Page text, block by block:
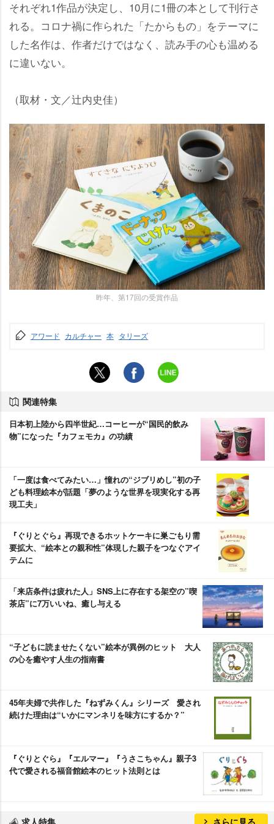
それぞれ1作品が決定し、10月に1冊の本として刊行さ
れる。コロナ禍に作られた「たからもの」をテーマに
した名作は、作者だけではなく、読み手の心も温める
に違いない。
（取材・文／辻内史佳）
昨年、第17回の受賞作品
アワード カルチャー 本 タリーズ
関連特集
日本初上陸から四半世紀…コーヒーが“国民的飲み
物”になった『カフェモカ』の功績
「一度は食べてみたい…」憧れの“ジブリめし”初の子
ども料理絵本が話題「夢のような世界を現実化する再
現工夫」
『ぐりとぐら』再現できるホットケーキに巣ごもり需
要拡大、“絵本との親和性”体現した親子をつなぐアイ
テムに
「来店条件は疲れた人」SNS上に存在する架空の”喫
茶店”に7万いいね、癒し与える
“子どもに読ませたくない”絵本が異例のヒット 大人
の心を癒やす人生の指南書
45年夫婦で共作した『ねずみくん』シリーズ 愛され
続けた理由は“いかにマンネリを味方にするか？”
『ぐりとぐら』『エルマー』『うさこちゃん』親子3
代で愛される福音館絵本のヒット法則とは
求人特集 さらに見る